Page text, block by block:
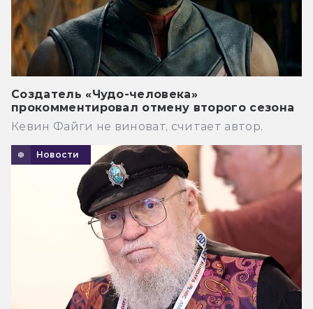
Создатель «Чудо-человека»
прокомментировал отмену второго сезона
Кевин Файги не виноват, считает автор.
Новости